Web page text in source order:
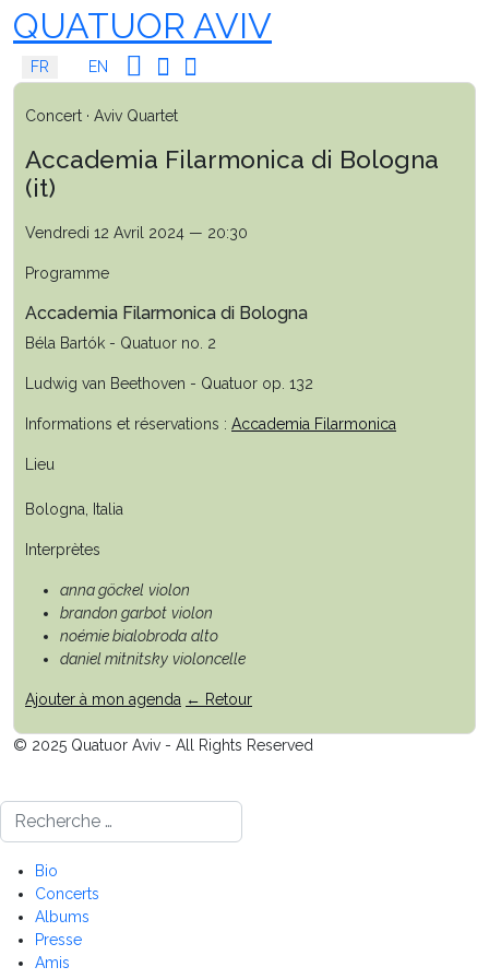
QUATUOR AVIV
Sélectionnez votre langue
FR EN
Concert · Aviv Quartet
Accademia Filarmonica di Bologna
(it)
Vendredi 12 Avril 2024 — 20:30
Programme
Accademia Filarmonica di Bologna
Béla Bartók - Quatuor no. 2
Ludwig van Beethoven - Quatuor op. 132
Informations et réservations : Accademia Filarmonica
Lieu
Bologna, Italia
Interprètes
anna göckel violon
brandon garbot violon
noémie bialobroda alto
daniel mitnitsky violoncelle
Ajouter à mon agenda ← Retour
© 2025 Quatuor Aviv - All Rights Reserved
Rechercher
Bio
Concerts
Albums
Presse
Amis